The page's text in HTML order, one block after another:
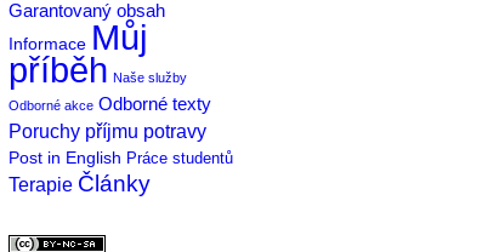
Garantovaný obsah
Informace Můj
příběh Naše služby
Odborné akce Odborné texty
Poruchy příjmu potravy
Post in English Práce studentů
Terapie Články